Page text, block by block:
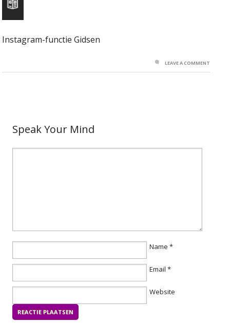
Instagram-functie Gidsen
LEAVE A COMMENT
Speak Your Mind
Name *
Email *
Website